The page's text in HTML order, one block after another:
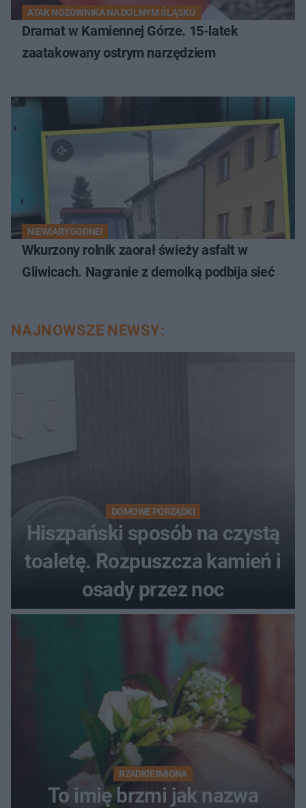
ATAK NOŻOWNIKA NA DOLNYM ŚLĄSKU
Dramat w Kamiennej Górze. 15-latek
zaatakowany ostrym narzędziem
NIEWIARYGODNE!
Wkurzony rolnik zaorał świeży asfalt w
Gliwicach. Nagranie z demolką podbija sieć
NAJNOWSZE NEWSY:
DOMOWE PORZĄDKI
Hiszpański sposób na czystą
toaletę. Rozpuszcza kamień i
osady przez noc
RZADKIE IMIONA
To imię brzmi jak nazwa